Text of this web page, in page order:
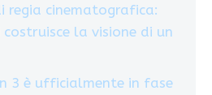
regia cinematografica:
costruisce la visione di un
3 è ufficialmente in fase